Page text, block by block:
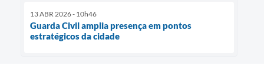
13 ABR 2026 - 10h46
Guarda Civil amplia presença em pontos
estratégicos da cidade